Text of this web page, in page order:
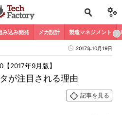
み込み開発 メカ設計 製造マネジメント
2017年10月19日
が注目される理由
2017年9月版】
記事を見る